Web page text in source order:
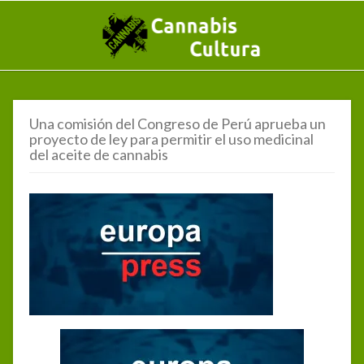
Una comisión del Congreso de Perú aprueba un
proyecto de ley para permitir el uso medicinal
del aceite de cannabis